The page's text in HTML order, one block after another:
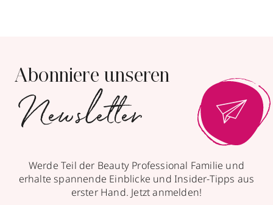
Abonniere unseren
Newsletter
Werde Teil der Beauty Professional Familie und
erhalte spannende Einblicke und Insider-Tipps aus
erster Hand. Jetzt anmelden!